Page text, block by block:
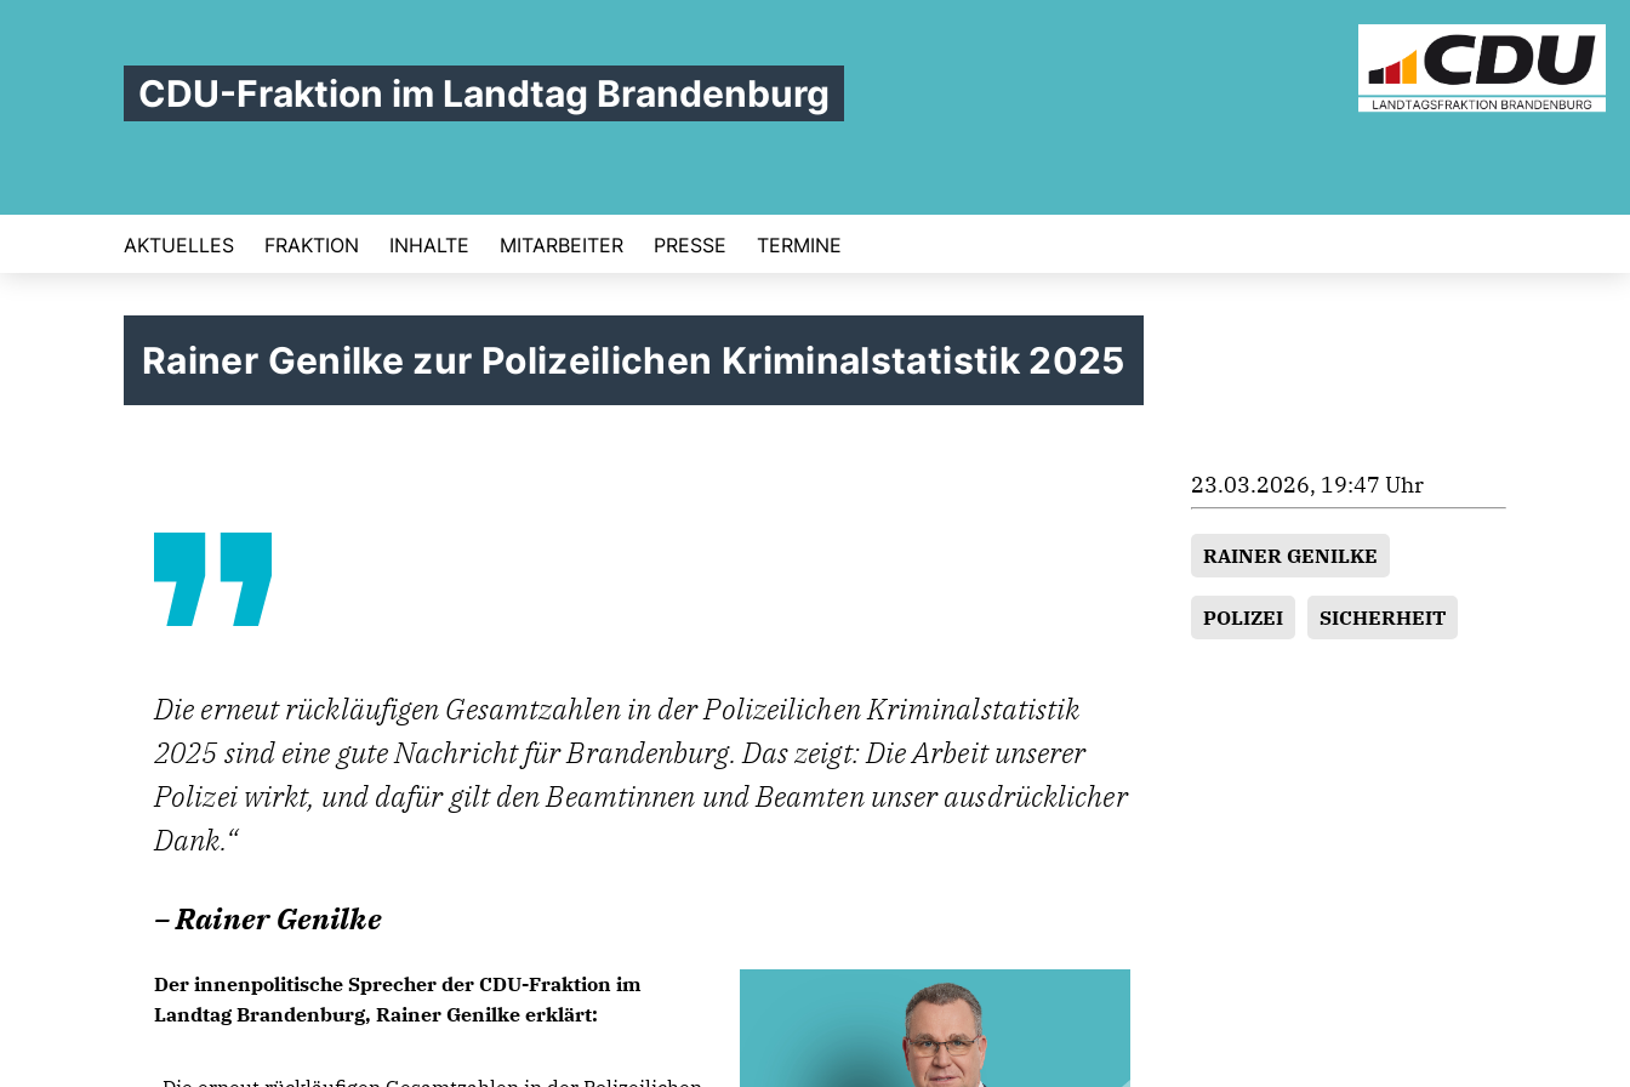
CDU-Fraktion im Landtag Brandenburg
AKTUELLES FRAKTION INHALTE MITARBEITER PRESSE TERMINE
Rainer Genilke zur Polizeilichen Kriminalstatistik 2025
Die erneut rückläufigen Gesamtzahlen in der Polizeilichen Kriminalstatistik
2025 sind eine gute Nachricht für Brandenburg. Das zeigt: Die Arbeit unserer
Polizei wirkt, und dafür gilt den Beamtinnen und Beamten unser ausdrücklicher
Dank.
– Rainer Genilke
Der innenpolitische Sprecher der CDU-Fraktion im
Landtag Brandenburg, Rainer Genilke erklärt:
23.03.2026, 19:47 Uhr
RAINER GENILKE
POLIZEI SICHERHEIT